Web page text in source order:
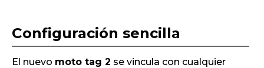
Configuración sencilla
El nuevo moto tag 2 se vincula con cualquier